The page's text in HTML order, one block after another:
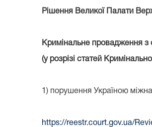
Рішення Великої Палати
Кримінальне провадження з
(у розрізі статей
1) порушення Україною
https://reestr.court.gov.ua/